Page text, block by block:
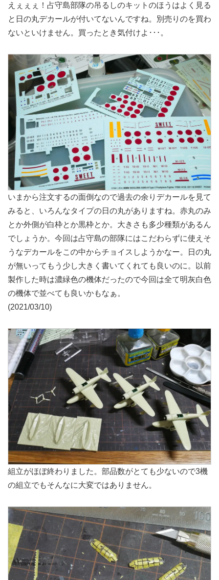
えぇぇぇ！占守島部隊の吊るしのキットのほうはよく見る
と日の丸デカールが付いてないんですね。別売りのを買わ
ないといけません。買ったとき気付けよ･･･。
いまから注文するの面倒なので過去の余りデカールを見て
みると、いろんなタイプの日の丸がありますね。赤丸のみ
とか外側が白枠とか黒枠とか。大きさも多少種類があるん
でしょうか。今回は占守島の部隊にはこだわらずに使えそ
うなデカールをこの中からチョイスしようかなー。日の丸
が無いってもう少し大きく書いてくれても良いのに。以前
製作した時は濃緑色の機体だったので今回は全て明灰白色
の機体で並べても良いかもなぁ。
(2021/03/10)
組立がほぼ終わりました。部品数がとても少ないので3機
の組立でもそんなに大変ではありません。